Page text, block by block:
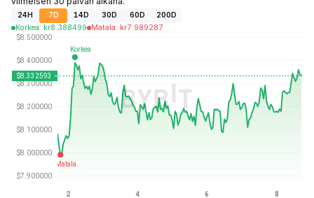
24H 7D 14D 30D 60D
200D
Korkea: kr8.388499 Matala: kr7.989287
Viimeksi päivitetty: 2026-08-08 klo 16:53 GMT+0
Kaikkien aikojen huippu
kr0.148183